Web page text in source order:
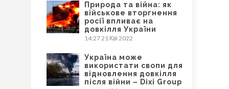
Природа та війна: як
військове вторгнення
росії впливає на
довкілля України
14:2721 Кві 2022
Україна може
використати свопи для
відновлення довкілля
після війни – Dixi Group